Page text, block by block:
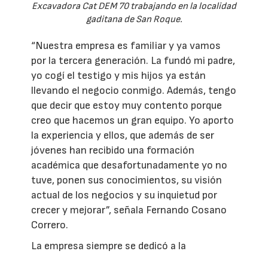
Excavadora Cat DEM 70 trabajando en la localidad
gaditana de San Roque.
“Nuestra empresa es familiar y ya vamos
por la tercera generación. La fundó mi padre,
yo cogí el testigo y mis hijos ya están
llevando el negocio conmigo. Además, tengo
que decir que estoy muy contento porque
creo que hacemos un gran equipo. Yo aporto
la experiencia y ellos, que además de ser
jóvenes han recibido una formación
académica que desafortunadamente yo no
tuve, ponen sus conocimientos, su visión
actual de los negocios y su inquietud por
crecer y mejorar”, señala Fernando Cosano
Correro.
La empresa siempre se dedicó a la